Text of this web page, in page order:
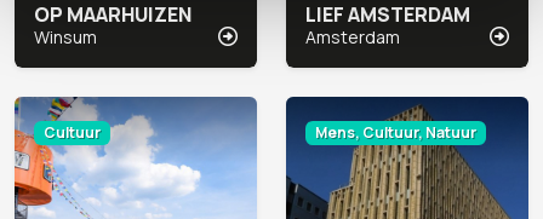
OP MAARHUIZEN
Winsum
LIEF AMSTERDAM
Amsterdam
Cultuur Mens, Cultuur, Natuur